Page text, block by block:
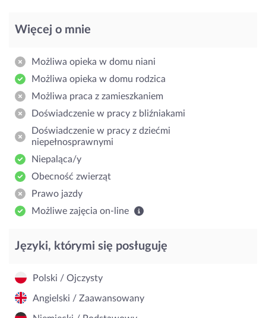
Więcej o mnie
Możliwa opieka w domu niani
Możliwa opieka w domu rodzica
Możliwa praca z zamieszkaniem
Doświadczenie w pracy z bliźniakami
Doświadczenie w pracy z dziećmi
niepełnosprawnymi
Niepaląca/y
Obecność zwierząt
Prawo jazdy
Możliwe zajęcia on-line
Języki, którymi się posługuję
Polski / Ojczysty
Angielski / Zaawansowany